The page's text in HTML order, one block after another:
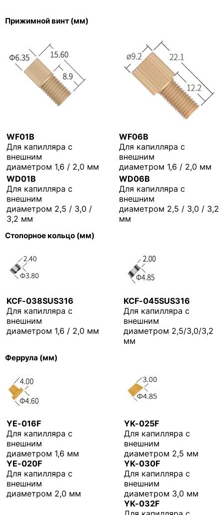
Прижимной винт (мм)
WF01B
Для капилляра с
внешним
диаметром 1,6 / 2,0 мм
WF06B
Для капилляра с
внешним
диаметром 1,6 / 2,0 мм
WD01B
Для капилляра с
внешним
диаметром 2,5 / 3,0 /
3,2 мм
WD06B
Для капилляра с
внешним
диаметром 2,5 / 3,0 / 3,2
мм
Стопорное кольцо (мм)
KCF-038SUS316
Для капилляра с
внешним
диаметром 1,6 / 2,0 мм
KCF-045SUS316
Для капилляра с
внешним
диаметром 2,5/3,0/3,2
мм
Феррула (мм)
YE-016F
Для капилляра с
внешним
диаметром 1,6 мм
YE-020F
Для капилляра с
внешним
диаметром 2,0 мм
YK-025F
Для капилляра с
внешним
диаметром 2,5 мм
YK-030F
Для капилляра с
внешним
диаметром 3,0 мм
YK-032F